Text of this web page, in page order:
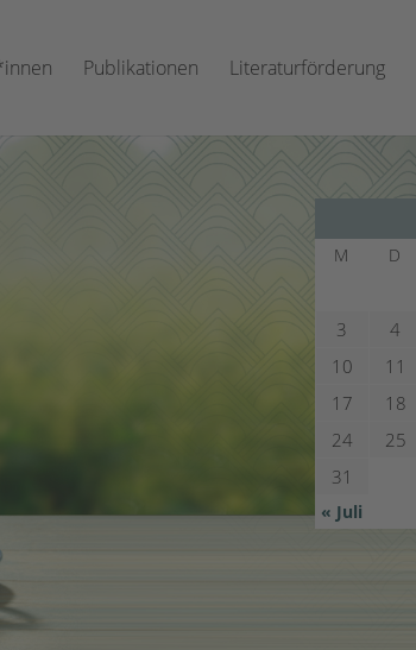
Publikationen Literaturförderung
M D
3
4
10
11
17
18
24
25
31
« Juli